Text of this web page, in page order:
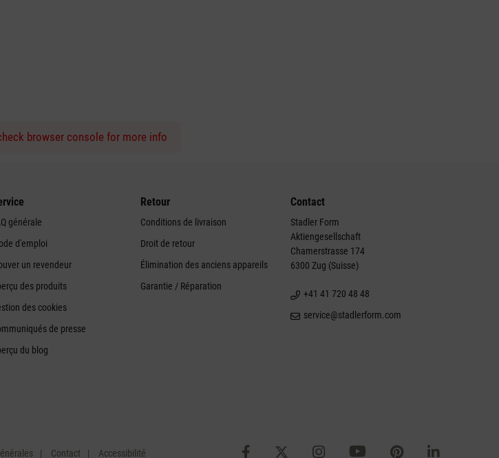
browser console for more info
générale
d'emploi
un revendeur
des produits
des cookies
de presse
du blog
Retour
Conditions de livraison
Droit de retour
Élimination des anciens appareils
Garantie / Réparation
Contact
Stadler Form
Aktiengesellschaft
Chamerstrasse 174
6300 Zug (Suisse)
+41 41 720 48 48
service@stadlerform.com
Contact Accessibilité